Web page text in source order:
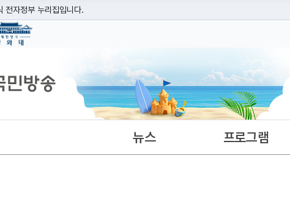
전자정부 누리집입니다.
도메인 주소를 사용하고 있다면 아래 URL에서 도메인 주소를 확인해 보세요
뉴스 프로그램